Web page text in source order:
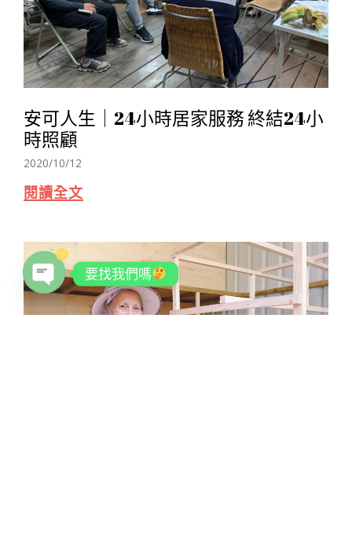
安可人生｜24小時居家服務 終結24小
時照顧
2020/10/12
閱讀全文
要找我們嗎
OPEN CHATY
1